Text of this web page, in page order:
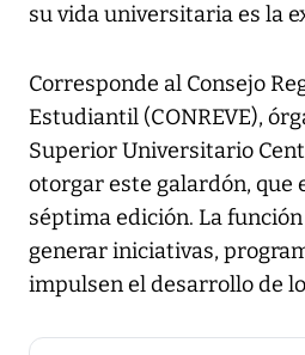
su vida universitaria es la
Corresponde al Consejo
Estudiantil (CONREVE),
Superior Universitario
otorgar este galardón, que
séptima edición. La función
generar iniciativas,
impulsen el desarrollo de